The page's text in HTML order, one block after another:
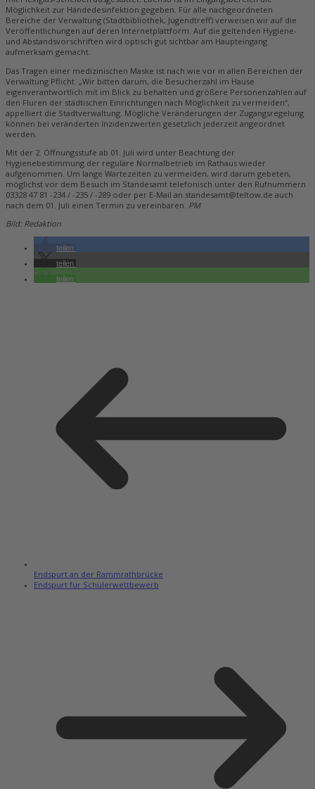
Möglichkeit zur Händedesinfektion gegeben. Für alle nachgeordneten
Bereiche der Verwaltung (Stadtbibliothek, Jugendtreff) verweisen wir auf die
Veröffentlichungen auf deren Internetplattform. Auf die geltenden Hygiene-
und Abstandsvorschriften wird optisch gut sichtbar am Haupteingang
aufmerksam gemacht.
Das Tragen einer medizinischen Maske ist nach wie vor in allen Bereichen der
Verwaltung Pflicht. „Wir bitten darum, die Besucherzahl im Hause
eigenverantwortlich mit im Blick zu behalten und größere Personenzahlen auf
den Fluren der städtischen Einrichtungen nach Möglichkeit zu vermeiden“,
appelliert die Stadtverwaltung. Mögliche Veränderungen der Zugangsregelung
können bei veränderten Inzidenzwerten gesetzlich jederzeit angeordnet
werden.
Mit der 2. Öffnungsstufe ab 01. Juli wird unter Beachtung der
Hygienebestimmung der reguläre Normalbetrieb im Rathaus wieder
aufgenommen. Um lange Wartezeiten zu vermeiden, wird darum gebeten,
möglichst vor dem Besuch im Standesamt telefonisch unter den Rufnummern
03328 47 81 -234 / -235 / -289 oder per E-Mail an standesamt@teltow.de auch
nach dem 01. Juli einen Termin zu vereinbaren. PM
Bild: Redaktion
teilen
teilen
teilen
Endspurt an der Rammrathbrücke
Endspurt für Schülerwettbewerb